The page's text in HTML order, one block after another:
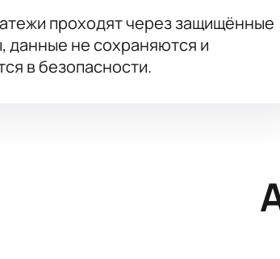
проходят через защищённые
данные не сохраняются и
в безопасности.